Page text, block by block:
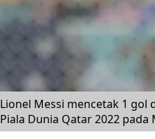
Lionel Messi mencetak 1 gol
Piala Dunia Qatar 2022 pada